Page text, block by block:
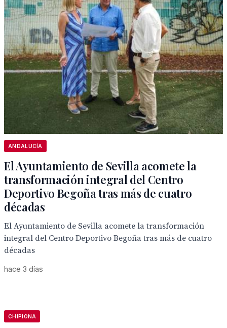
ANDALUCÍA
El Ayuntamiento de Sevilla acomete la
transformación integral del Centro
Deportivo Begoña tras más de cuatro
décadas
El Ayuntamiento de Sevilla acomete la transformación
integral del Centro Deportivo Begoña tras más de cuatro
décadas
hace 3 días
CHIPIONA